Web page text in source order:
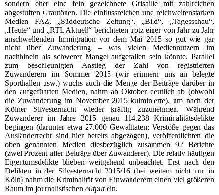
sondern eher eine fein gezeichnete Grisaille mit zahlreichen
abgestuften Grautönen. Die einflussreichen und reichweitenstarken
Medien FAZ, „Süddeutsche Zeitung“, „Bild“, „Tagesschau“,
„Heute“ und „RTL Aktuell“ berichteten trotz einer von Jahr zu Jahr
anschwellenden Immigration vor dem Mai 2015 so gut wie gar
nicht über Zuwanderung – was vielen Mediennutzern im
nachhinein als schwerer Mangel aufgefallen sein könnte. Parallel
zum beschleunigten Anstieg der Zahl von registrierten
Zuwanderern im Sommer 2015 (wir erinnern uns an belegte
Sporthallen usw.) wuchs auch die Menge der Beiträge darüber in
den aufgeführten Medien, nahm ab Oktober deutlich ab (obwohl
die Zuwanderung im November 2015 kulminierte), um nach der
Kölner Silvesternacht wieder kräftig zuzunehmen. Während
Zuwanderer im Jahre 2015 genau 114.238 Kriminalitätsdelikte
begingen (darunter etwa 27.000 Gewalttaten; Verstöße gegen das
Ausländerrecht sind hier bereits abgezogen), veröffentlichten die
oben genannten Medien diesbezüglich zusammen 92 Berichte
(zwei Prozent aller Beiträge über Zuwanderer). Die relativ häufigen
Eigentumsdelikte blieben weitgehend unbeachtet. Erst nach den
Delikten in der Silvesternacht 2015/16 (bei weitem nicht nur in
Köln) nahm die Kriminalität von Einwanderern einen viel größeren
Raum im journalistischen outputein.